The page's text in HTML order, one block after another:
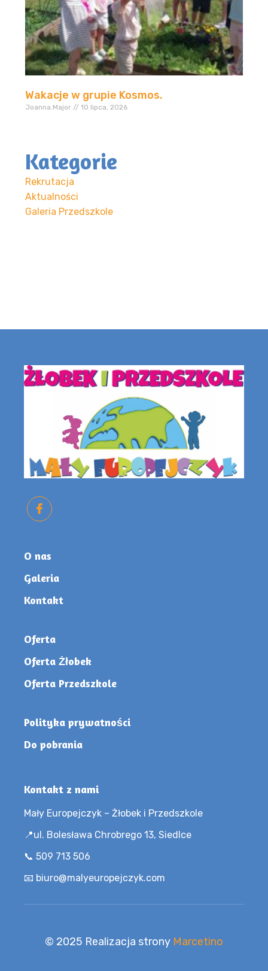
Wakacje w grupie Kosmos.
Joanna.Major 10 lipca, 2026
Kategorie
Rekrutacja
Aktualności
Galeria Przedszkole
O nas
Galeria
Kontakt
Oferta
Oferta Żłobek
Oferta Przedszkole
Polityka prywatności
Do pobrania
Kontakt z nami
Mały Europejczyk – Żłobek i Przedszkole
📍ul. Bolesława Chrobrego 13, Siedlce
📞 509 713 506
📧 biuro@malyeuropejczyk.com
© 2025 Realizacja strony Marcetino